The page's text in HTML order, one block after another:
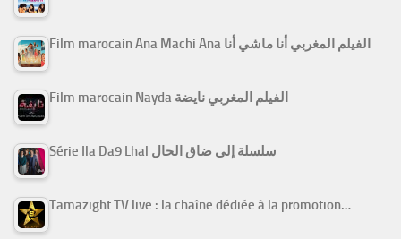
Film marocain Ana Machi Ana الفيلم المغربي أنا ماشي أنا
Film marocain Nayda الفيلم المغربي نايضة
Série Ila Da9 Lhal سلسلة إلى ضاق الحال
Tamazight TV live : la chaîne dédiée à la promotion…